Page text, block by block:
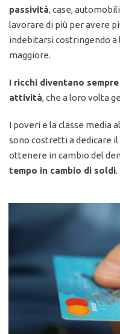
passività, case,
lavorare di più per avere
indebitarsi costringendo
maggiore.
I ricchi diventano
attività, che a loro volta
I poveri e la classe media
sono costretti a dedicare
ottenere in cambio del
tempo in cambio di soldi.